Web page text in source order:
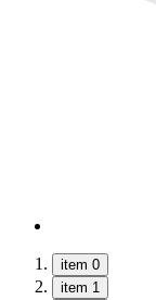
item 0
item 1